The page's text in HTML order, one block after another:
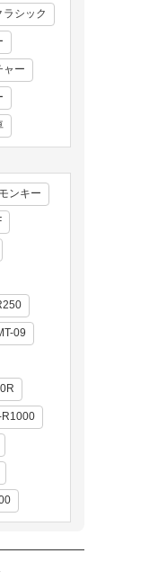
ラシック
ャー
モンキー
09
R1000